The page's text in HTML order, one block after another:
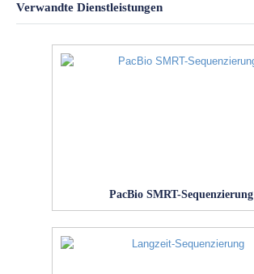
Verwandte Dienstleistungen
PacBio SMRT-Sequenzierung